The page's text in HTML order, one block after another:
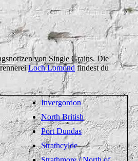
von Single Grains. Die
Loch Lomondfindest du
Invergordon
North British
Port Dundas
Strathcylde